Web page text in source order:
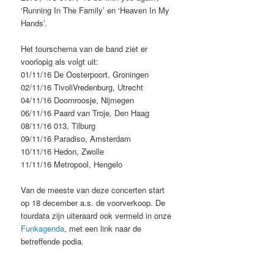
‘Running In The Family’ en ‘Heaven In My
Hands’.
Het tourschema van de band ziet er
voorlopig als volgt uit:
01/11/16 De Oosterpoort, Groningen
02/11/16 TivoliVredenburg, Utrecht
04/11/16 Doornroosje, Nijmegen
06/11/16 Paard van Troje, Den Haag
08/11/16 013, Tilburg
09/11/16 Paradiso, Amsterdam
10/11/16 Hedon, Zwolle
11/11/16 Metropool, Hengelo
Van de meeste van deze concerten start
op 18 december a.s. de voorverkoop. De
tourdata zijn uiteraard ook vermeld in onze
Funkagenda, met een link naar de
betreffende podia.